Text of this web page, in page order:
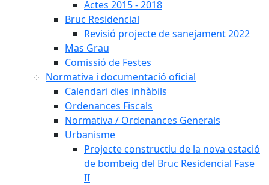
Actes 2015 - 2018
Bruc Residencial
Revisió projecte de sanejament 2022
Mas Grau
Comissió de Festes
Normativa i documentació oficial
Calendari dies inhàbils
Ordenances Fiscals
Normativa / Ordenances Generals
Urbanisme
Projecte constructiu de la nova estació
de bombeig del Bruc Residencial Fase
II